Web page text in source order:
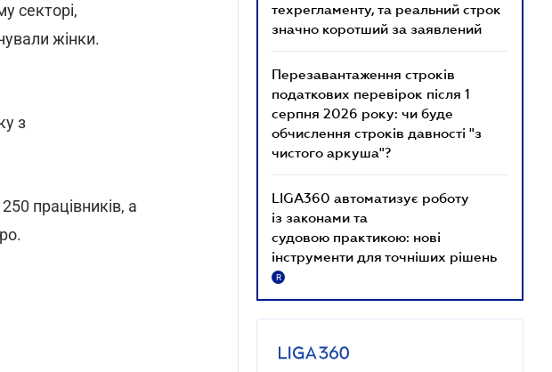
секторі,
жінки.
з
працівників, а
техрегламенту, та реальний строк
значно коротший за заявлений
Перезавантаження строків
податкових перевірок після 1
серпня 2026 року: чи буде
обчислення строків давності "з
чистого аркуша"?
LIGA360 автоматизує роботу
із законами та
судовою практикою: нові
інструменти для точніших рішень
R